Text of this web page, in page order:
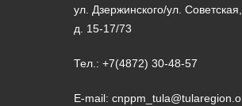
ул. Дзержинского/ул. Советская,
д. 15-17/73
Тел.: +7(4872) 30-48-57
E-mail: